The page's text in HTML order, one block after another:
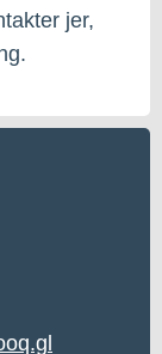
jer,